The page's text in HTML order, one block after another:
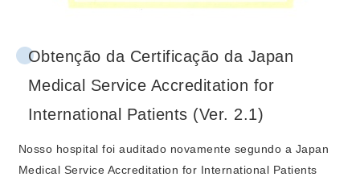
Obtenção da Certificação da Japan
Medical Service Accreditation for
International Patients (Ver. 2.1)
Nosso hospital foi auditado novamente segundo a Japan
Medical Service Accreditation for International Patients